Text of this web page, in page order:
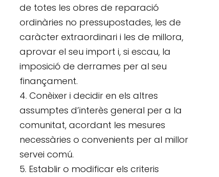
de totes les obres de reparació
ordinàries no pressupostades, les de
caràcter extraordinari i les de millora,
aprovar el seu import i, si escau, la
imposició de derrames per al seu
finançament.
Conèixer i decidir en els altres
assumptes d’interès general per a la
comunitat, acordant les mesures
necessàries o convenients per al millor
servei comú.
Establir o modificar els criteris